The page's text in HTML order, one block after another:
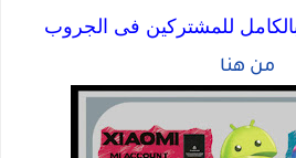
للمشتركين فى الجروب
من هنا